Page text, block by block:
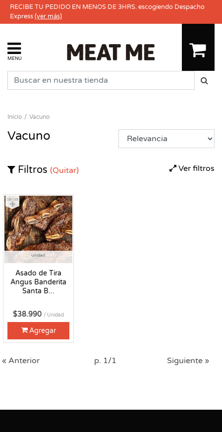
RECIBE TU PEDIDO EN MENOS DE 3HRS. escogiendo Despacho
Express(ver más)
MENU
Inicio Vacuno
Vacuno
Ver filtros
Filtros (Quitar)
Unidad
Asado de Tira
Angus Banderita
Santa B...
Congelado
$38.990 / Unidad
Agregar
« Anterior p. 1/1 Siguiente »